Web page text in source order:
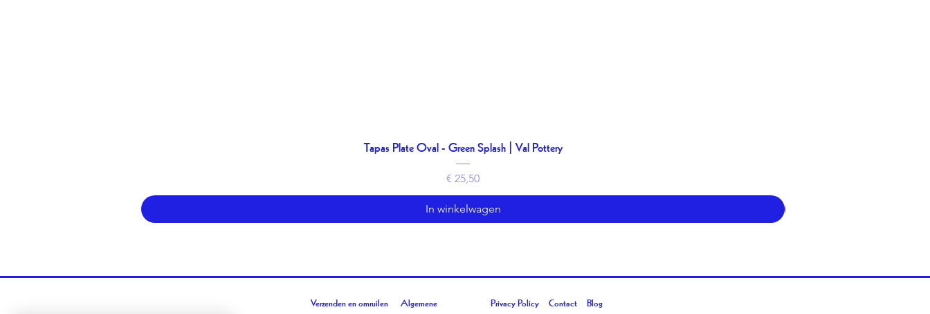
Snel overzicht
Tapas Plate Oval - Green Splash | Val Pottery
Prijs
€ 25,50
In winkelwagen
Verzenden en omruilen Algemene
Privacy Policy Contact Blog